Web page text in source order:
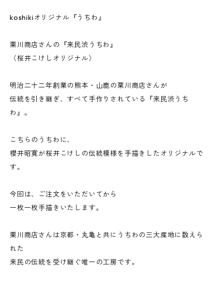
koshikiオリジナル『うちわ』
栗川商店さんの『来民渋うちわ』
〈桜井こけしオリジナル〉
明治二十二年創業の熊本・山鹿の栗川商店さんが
伝統を引き継ぎ、すべて手作りされている『来民渋うち
わ』。
こちらのうちわに、
櫻井昭寛が桜井こけしの伝統模様を手描きしたオリジナルで
す。
今回は、ご注文をいただいてから
一枚一枚手描きいたします。
栗川商店さんは京都・丸亀と共にうちわの三大産地に数えら
れた
来民の伝統を受け継ぐ唯一の工房です。